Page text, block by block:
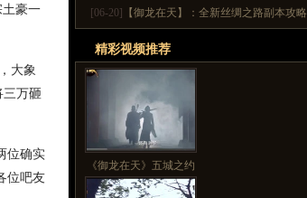
豪一
大象
三万砸
位确实
位吧友
[06-20]
【御龙在天】：全新丝绸之路副本攻略
精彩视频推荐
更多>>
《御龙在天》五城之约